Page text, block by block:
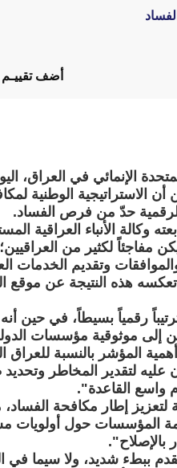
أضف تقييـم
الإنمائي في العراق،
أن الاستراتيجية الوطنية
حدّ من فرص الفساد.
أصل 100 في مؤشر مدركات الفساد لعام 2025 لم يكن
وتقديم الخدمات
هذه النتيجة عن موقع
رقمياً بسيطاً، في حين
إلى موثوقية مؤسسات
المؤشر بالنسبة للعراق
لتقدير المخاطر
واسع القاعدة".
إطار مكافحة الفساد، من
التي أسهمت في مواءمة المؤسسات
ببطء شديد، ولا سيما في